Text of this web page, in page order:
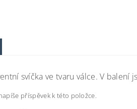
svíčka ve tvaru válce. V balení
příspěvek k této položce.